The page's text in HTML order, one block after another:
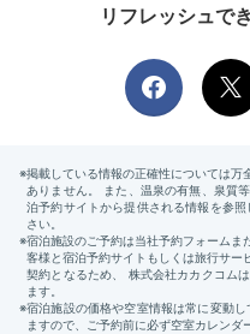
朝から幸せ気分
リフレッシュで